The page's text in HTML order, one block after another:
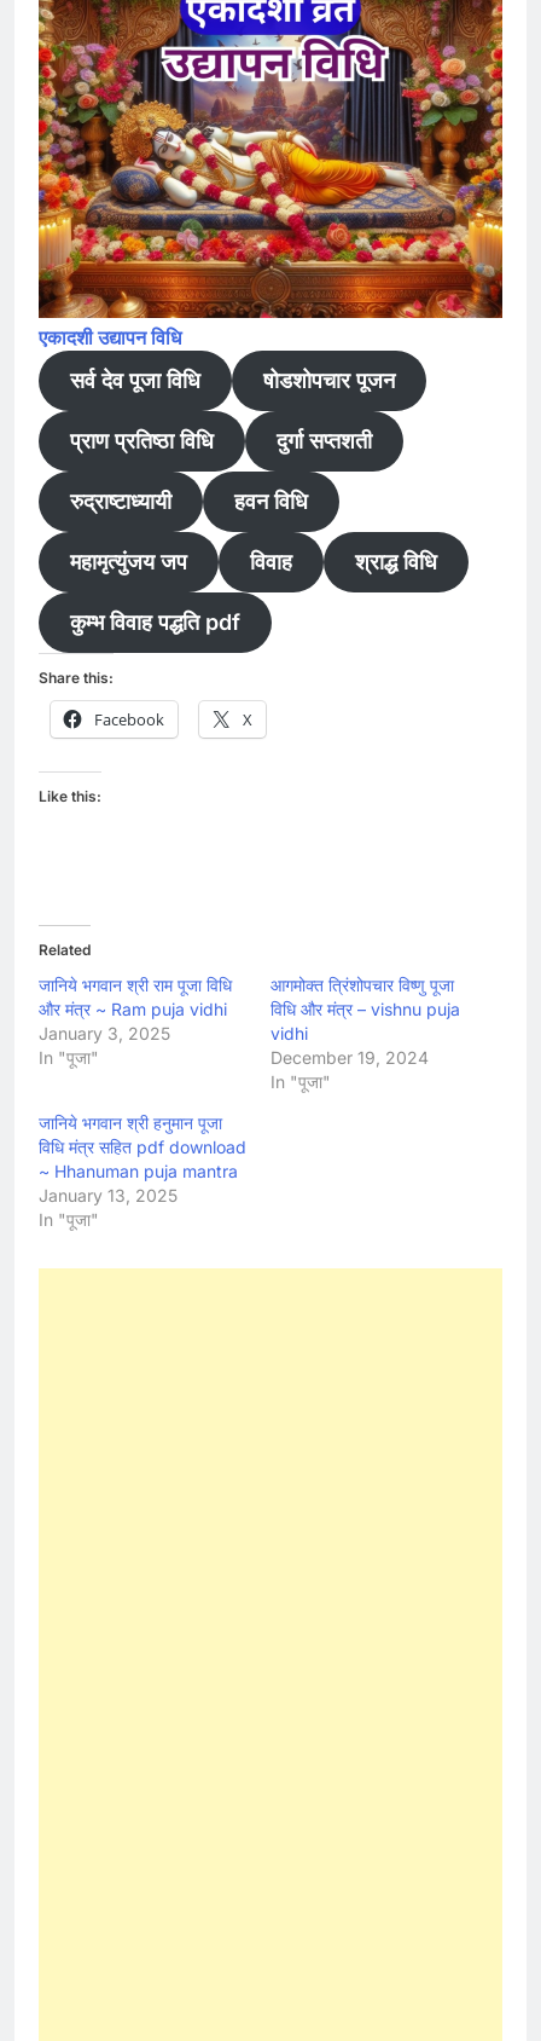
एकादशी उद्यापन विधि
सर्व देव पूजा विधि षोडशोपचार पूजन
प्राण प्रतिष्ठा विधि दुर्गा सप्तशती
रुद्राष्टाध्यायी हवन विधि
महामृत्युंजय जप विवाह श्राद्ध विधि
कुम्भ विवाह पद्धति pdf
Share this:
Facebook X
Like this:
Related
जानिये भगवान श्री राम पूजा विधि
और मंत्र ~ Ram puja vidhi
January 3, 2025
In "पूजा"
आगमोक्त त्रिंशोपचार विष्णु पूजा
विधि और मंत्र – vishnu puja
vidhi
December 19, 2024
In "पूजा"
जानिये भगवान श्री हनुमान पूजा
विधि मंत्र सहित pdf download
~ Hhanuman puja mantra
January 13, 2025
In "पूजा"